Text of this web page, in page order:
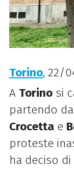
Torino, 22/
A Torinosi
partendo
Crocettae
proteste
ha deciso